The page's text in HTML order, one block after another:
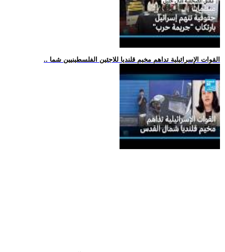
.. القوات الإسرائيلية تداهم مخيم قلنديا للاجئين الفلسطينيين شما